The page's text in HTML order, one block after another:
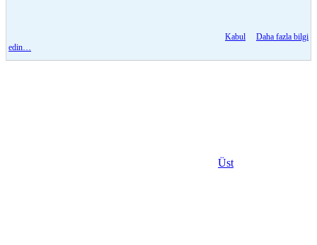
Kabul
Daha fazla bilgi
edin…
Üst